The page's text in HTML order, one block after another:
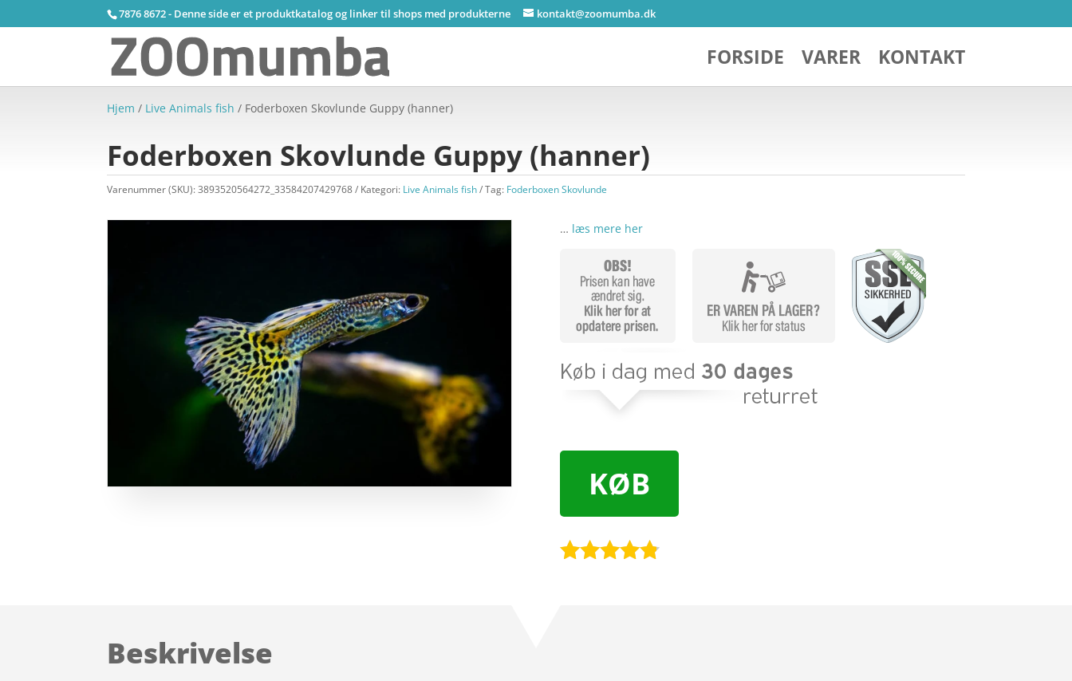
7876 8672 - Denne side er et produktkatalog og linker til shops med produkterne kontakt@zoomumba.dk
FORSIDE VARER KONTAKT
Hjem / Live Animals fish / Foderboxen Skovlunde Guppy (hanner)
Foderboxen Skovlunde Guppy (hanner)
Varenummer (SKU):3893520564272_33584207429768 Kategori: Live Animals fish Tag: Foderboxen Skovlunde
… læs mere her
KØB
Beskrivelse